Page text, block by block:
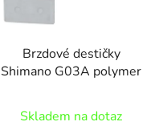
Brzdové destičky
Shimano G03A polymer
Skladem na dotaz